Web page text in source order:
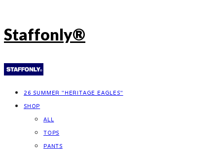
Staffonly®
26 SUMMER "HERITAGE EAGLES"
SHOP
ALL
TOPS